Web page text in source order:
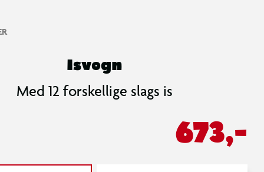
Isvogn
Med 12 forskellige slags is
673,-